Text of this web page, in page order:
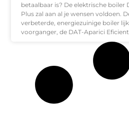
betaalbaar is? De elektrische boiler
Plus zal aan al je wensen voldoen.
verbeterde, energiezuinige boiler
voorganger, de DAT-Aparici